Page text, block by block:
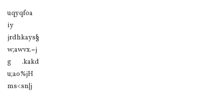
uqyqfoa
iy
jrdhkays§
w;awvx.=j
g .kakd
u;ao%jH
ms<sn|j